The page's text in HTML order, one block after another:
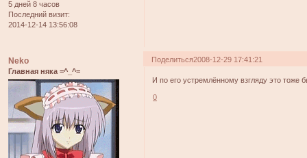
5 дней 8 часов
Последний визит:
2014-12-14 13:56:08
Поделиться2008-12-29 17:41:21
Neko
Главная няка =^_^=
И по его устремлённому взгляду это тоже
0